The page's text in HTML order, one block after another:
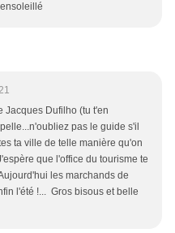
Jacques Dufilho (tu t'en
pas le guide s'il
ta ville de telle manière qu'on
que l'office du tourisme te
les marchands de
l'été !... Gros bisous et belle